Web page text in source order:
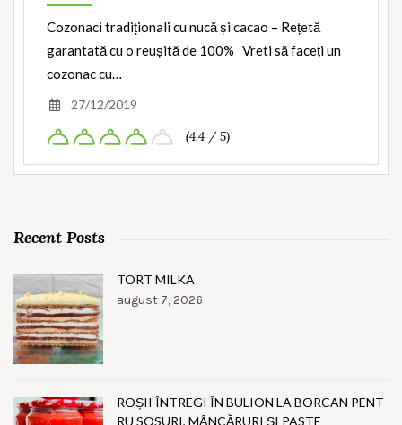
Cozonaci tradiționali cu nucă și cacao – Rețetă
garantată cu o reușită de 100% Vreti să faceți un
cozonac cu…
27/12/2019
(4.4 / 5)
Recent Posts
TORT MILKA
august 7, 2026
ROȘII ÎNTREGI ÎN BULION LA BORCAN PENT
RU SOSURI, MÂNCĂRURI ȘI PASTE